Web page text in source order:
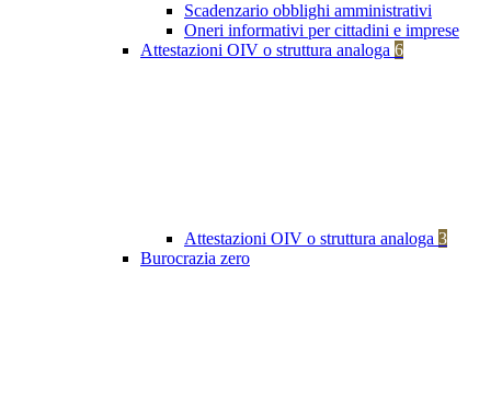
Scadenzario obblighi amministrativi
Oneri informativi per cittadini e imprese
Attestazioni OIV o struttura analoga 6
Attestazioni OIV o struttura analoga 3
Burocrazia zero